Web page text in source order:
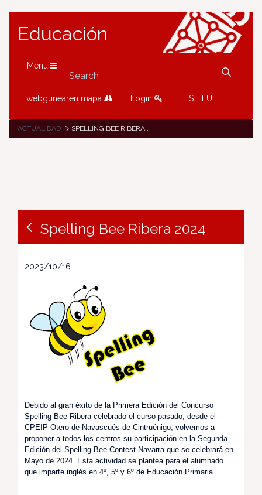
Educación
Menu
webgunearen mapa Login ES EU
ACTUALIDAD SPELLING BEE RIBERA 2024
Spelling Bee Ribera 2024
2023/10/16
Debido al gran éxito de la Primera Edición del Concurso
Spelling Bee Ribera celebrado el curso pasado, desde el
CPEIP Otero de Navascués de Cintruénigo, volvemos a
proponer a todos los centros su participación en la Segunda
Edición del Spelling Bee Contest Navarra que se celebrará en
Mayo de 2024. Esta actividad se plantea para el alumnado
que imparte inglés en 4º, 5º y 6º de Educación Primaria.